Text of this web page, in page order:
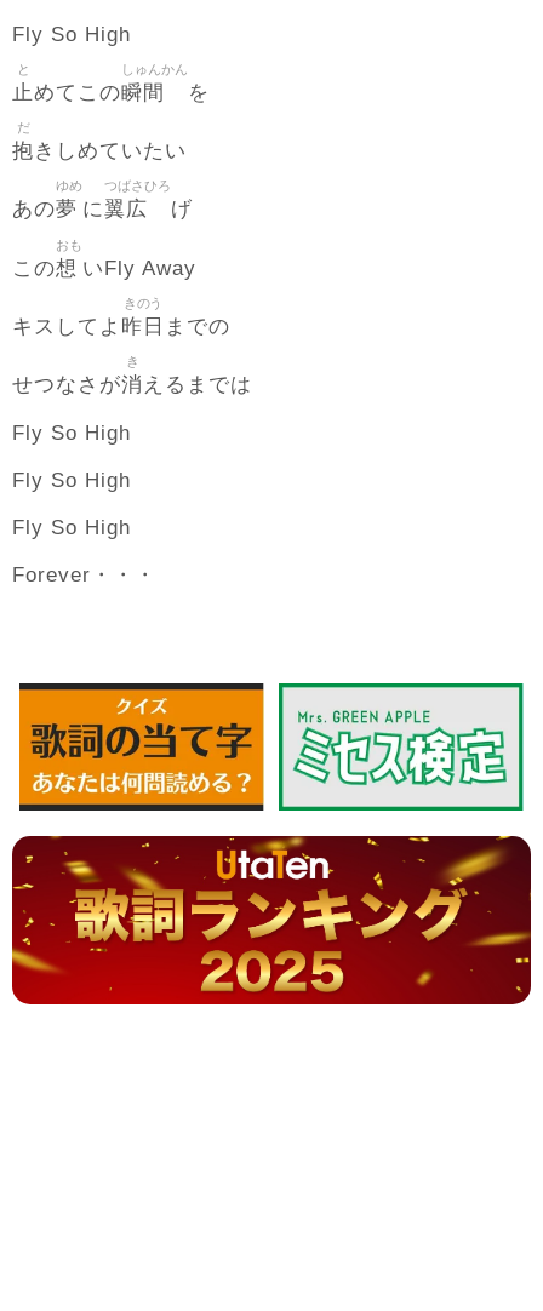
Fly So High
止
と
めてこの瞬間
しゅんかん
を
抱
だ
きしめていたい
あの夢
ゆめ
に翼広
つばさひろ
げ
この想
おも
いFly Away
キスしてよ 昨日
きのう
までの
せつなさが消
き
えるまでは
Fly So High
Fly So High
Fly So High
Forever・・・